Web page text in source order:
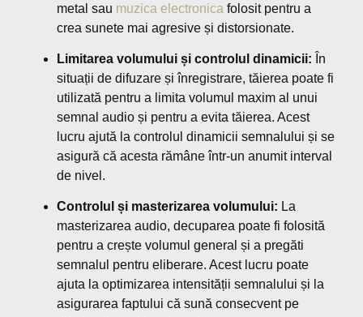
metal sau muzica electronica folosit pentru a
crea sunete mai agresive și distorsionate.
Limitarea volumului și controlul dinamicii: În
situații de difuzare și înregistrare, tăierea poate fi
utilizată pentru a limita volumul maxim al unui
semnal audio și pentru a evita tăierea. Acest
lucru ajută la controlul dinamicii semnalului și se
asigură că acesta rămâne într-un anumit interval
de nivel.
Controlul și masterizarea volumului: La
masterizarea audio, decuparea poate fi folosită
pentru a crește volumul general și a pregăti
semnalul pentru eliberare. Acest lucru poate
ajuta la optimizarea intensității semnalului și la
asigurarea faptului că sună consecvent pe